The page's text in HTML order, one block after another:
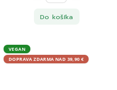
Do košíka
VEGAN
DOPRAVA ZDARMA NAD 39,90 €